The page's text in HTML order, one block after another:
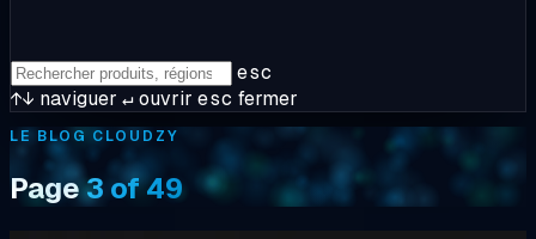
esc
↑↓ naviguer ↵ouvrir esc fermer
LE BLOG CLOUDZY
Page3 of 49